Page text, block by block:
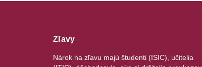
Zľavy
Nárok na zľavu majú študenti (ISIC), učitelia